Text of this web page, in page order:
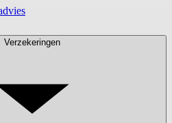
Verzekeringen